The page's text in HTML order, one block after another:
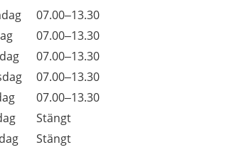
07.00–13.30
07.00–13.30
07.00–13.30
07.00–13.30
07.00–13.30
Stängt
Stängt